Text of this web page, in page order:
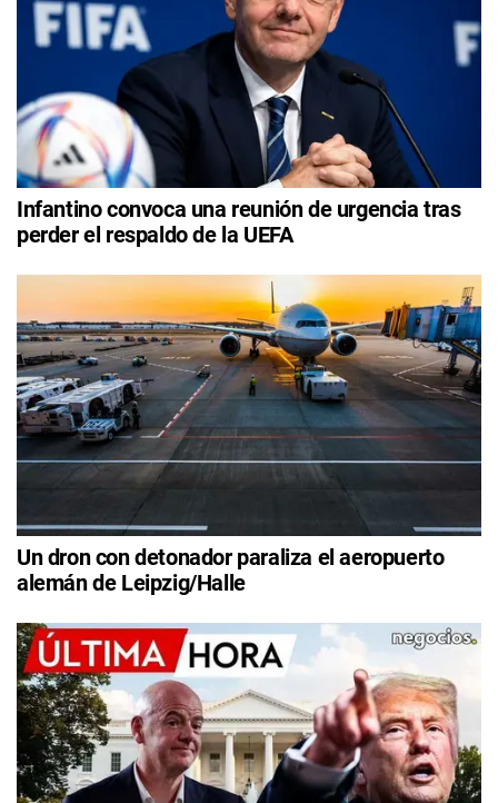
Infantino convoca una reunión de urgencia tras
perder el respaldo de la UEFA
Un dron con detonador paraliza el aeropuerto
alemán de Leipzig/Halle